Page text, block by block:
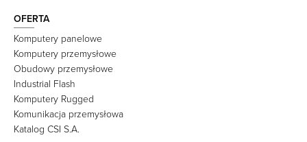
OFERTA
Komputery panelowe
Komputery przemysłowe
Obudowy przemysłowe
Industrial Flash
Komputery Rugged
Komunikacja przemysłowa
Katalog CSI S.A.